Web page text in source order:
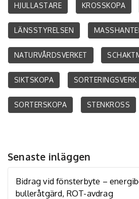
HJULLASTARE KROSSKOPA
LÄNSSTYRELSEN
NATURVÅRDSVERKET
SIKTSKOPA SORTERINGSVERK
SORTERSKOPA STENKROSS
Senaste inläggen
Bidrag vid fönsterbyte –
bulleråtgärd, ROT-avdrag